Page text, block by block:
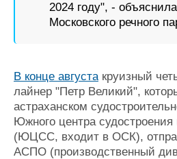
2024 году", -
Московского речного
В конце августа круизный
лайнер "Петр Великий",
астраханском
Южного центра
(ЮЦСС, входит в ОСК),
АСПО (производственный